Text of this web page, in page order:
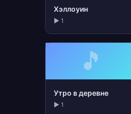
Хэллоуин
▶ 1
🎵
Утро в деревне
▶ 1